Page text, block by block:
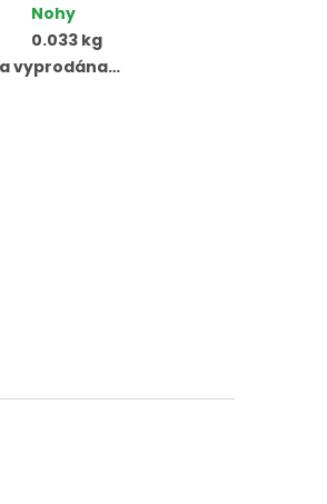
Nohy
0.033 kg
vyprodána…